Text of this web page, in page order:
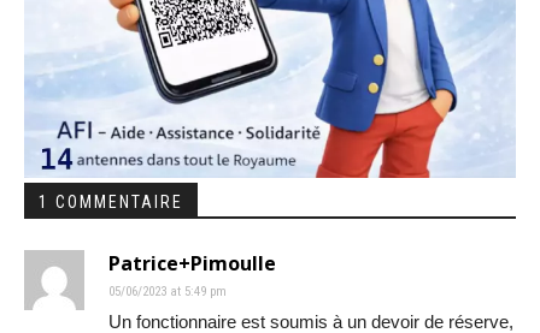
1 COMMENTAIRE
Patrice+Pimoulle
05/06/2023 at 5:49 pm
Un fonctionnaire est soumis à un devoir de réserve,